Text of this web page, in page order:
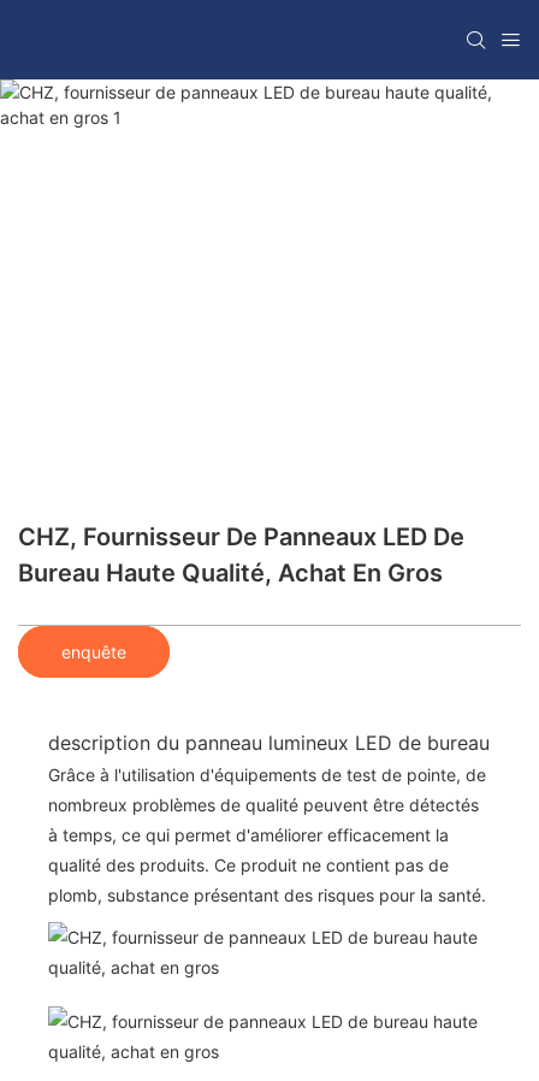
CHZ, Fournisseur De Panneaux LED De
Bureau Haute Qualité, Achat En Gros
enquête
description du panneau lumineux LED de bureau
Grâce à l'utilisation d'équipements de test de pointe, de
nombreux problèmes de qualité peuvent être détectés
à temps, ce qui permet d'améliorer efficacement la
qualité des produits. Ce produit ne contient pas de
plomb, substance présentant des risques pour la santé.